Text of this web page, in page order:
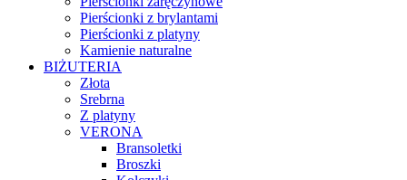
Pierścionki z brylantami
Pierścionki z platyny
Kamienie naturalne
BIŻUTERIA
Złota
Srebrna
Z platyny
VERONA
Bransoletki
Broszki